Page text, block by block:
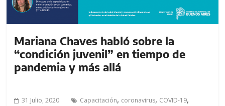
Mariana Chaves habló sobre la
“condición juvenil” en tiempo de
pandemia y más allá
31 Julio, 2020 Capacitación, coronavirus, COVID-19,